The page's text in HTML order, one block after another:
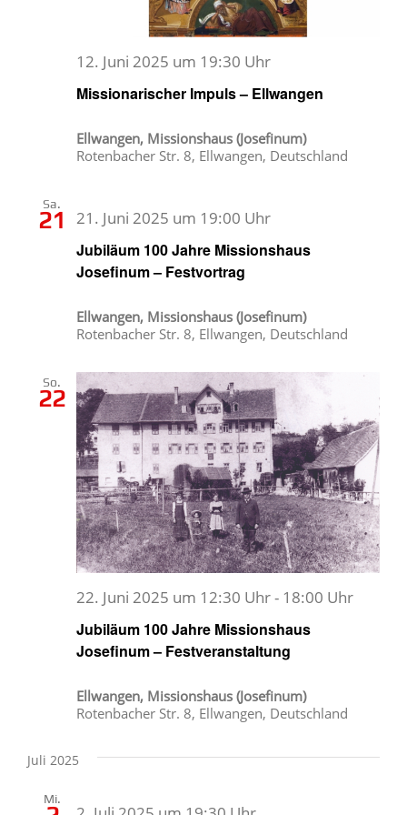
Missionarischer Impuls – Ellwangen
12. Juni 2025 um 19:30 Uhr
Ellwangen, Missionshaus (Josefinum)
Rotenbacher Str. 8, Ellwangen, Deutschland
Sa.
21
Jubiläum 100 Jahre Missionshaus
Josefinum – Festvortrag
21. Juni 2025 um 19:00 Uhr
Ellwangen, Missionshaus (Josefinum)
Rotenbacher Str. 8, Ellwangen, Deutschland
So.
22
Jubiläum 100 Jahre Missionshaus
Josefinum – Festveranstaltung
22. Juni 2025 um 12:30 Uhr- 18:00 Uhr
Ellwangen, Missionshaus (Josefinum)
Rotenbacher Str. 8, Ellwangen, Deutschland
Juli 2025
Mi.